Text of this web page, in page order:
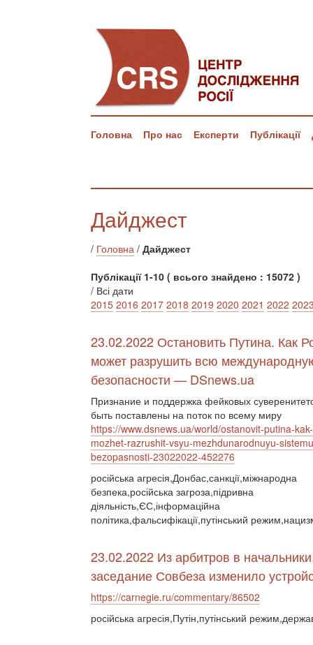
Головна Про нас Експерти Публікації
Дайджест
/ Головна / Дайджест
Публікації 1-10 ( всього знайдено : 15072 )
/ Всі дати
2015 2016 2017 2018 2019 2020 2021 2022
23.02.2022 Остановить Путина. Как
может разрушить всю
безопасности — DSnews.ua
Признание и поддержка фейковых
быть поставлены на поток по всему миру
https://www.dsnews.ua/world/ostanovit-putina-
mozhet-razrushit-vsyu-mezhdunarodnuyu-
bezopasnosti-23022022-452276
російська агресія,Донбас,санкції,міжнародна
безпека,російська загроза,підривна
діяльність,ЄС,інформаційна
політика,фальсифікації,путінський
23.02.2022 Из арбитров в
заседание Совбеза изменило
https://carnegie.ru/commentary/86502
російська агресія,Путін,путінський